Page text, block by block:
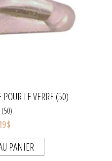
POUR LE VERRE (50)
(50)
$
PANIER